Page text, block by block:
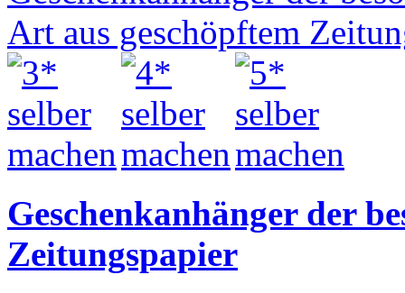
Geschenkanhänger der
Zeitungspapier